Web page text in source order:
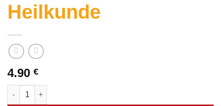
Heilkunde
4.90 €
Knochen (MP3) - Germanische Heilkunde Menge